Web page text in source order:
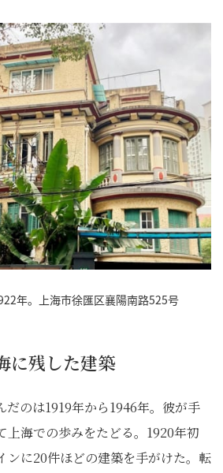
年。上海市徐匯区襄陽南路525号
に残した建築
だのは1919年から1946年。彼が手
上海での歩みをたどる。1920年初
ンに20件ほどの建築を手がけた。転